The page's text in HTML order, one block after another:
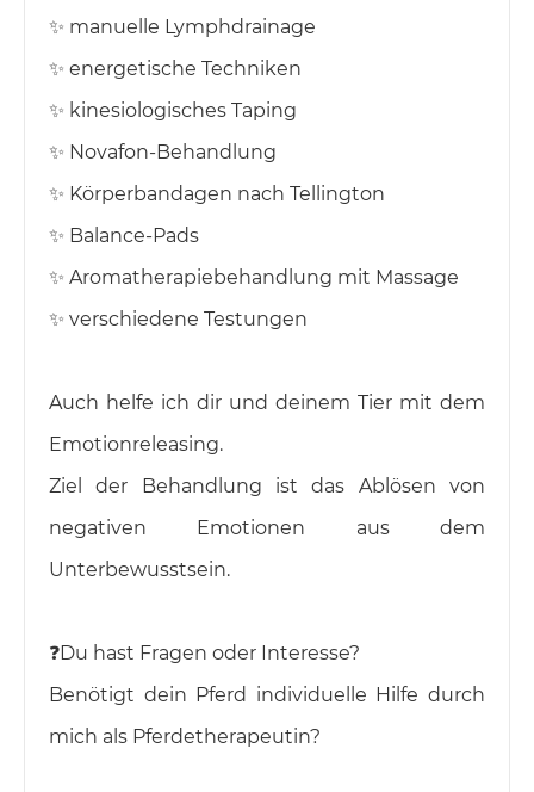
✨️ manuelle Lymphdrainage
✨️ energetische Techniken
✨️ kinesiologisches Taping
✨️ Novafon-Behandlung
✨️ Körperbandagen nach Tellington
✨️ Balance-Pads
✨️ Aromatherapiebehandlung mit Massage
✨️ verschiedene Testungen
Auch helfe ich dir und deinem Tier mit dem
Emotionreleasing.
Ziel der Behandlung ist das Ablösen von
negativen Emotionen aus dem
Unterbewusstsein.
❓️Du hast Fragen oder Interesse?
Benötigt dein Pferd individuelle Hilfe durch
mich als Pferdetherapeutin?